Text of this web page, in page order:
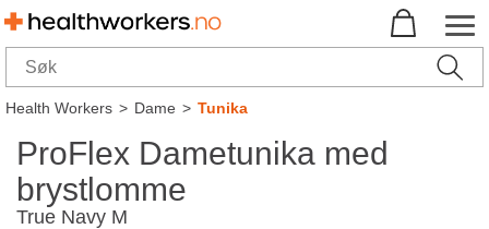
Health Workers>Dame>Tunika
ProFlex Dametunika med
brystlomme
True Navy M